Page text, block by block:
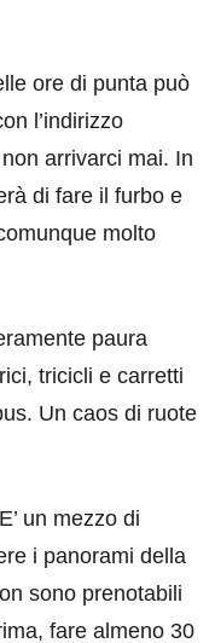
ore di punta può
l’indirizzo
arrivarci mai. In
di fare il furbo e
molto
paura
tricicli e carretti
Un caos di ruote
un mezzo di
i panorami della
sono prenotabili
fare almeno 30